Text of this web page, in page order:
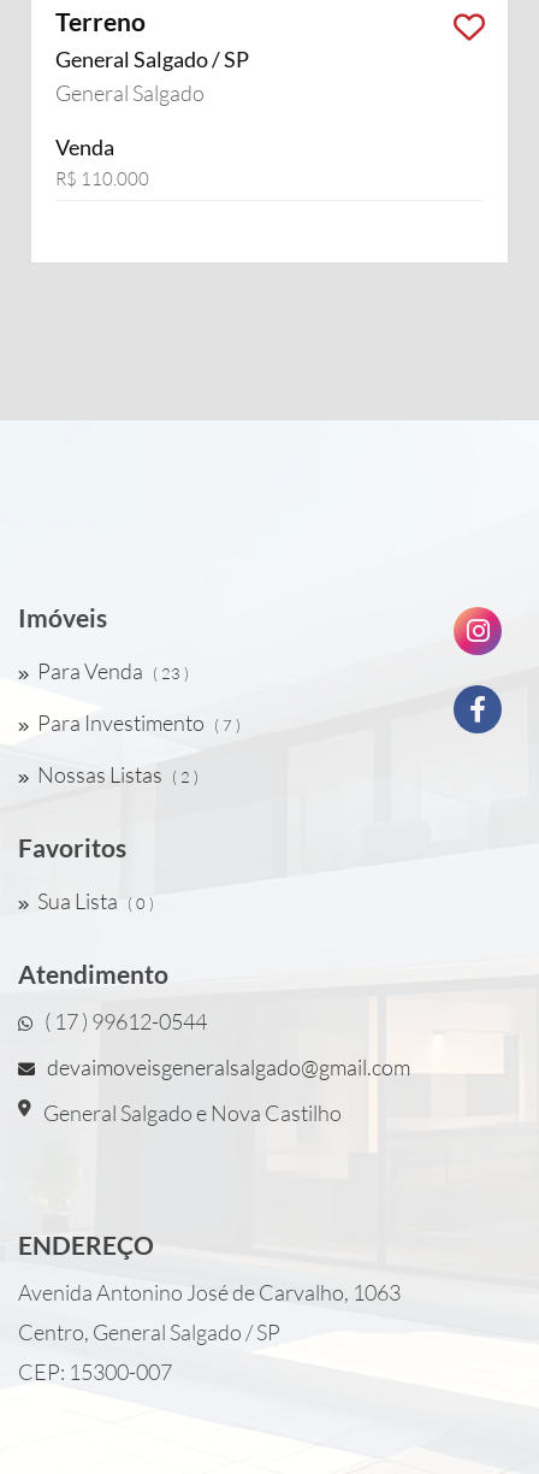
Terreno
General Salgado / SP
General Salgado
Venda
R$ 110.000
Imóveis
Para Venda ( 23 )
Para Investimento ( 7 )
Nossas Listas ( 2 )
Favoritos
Sua Lista ( 0 )
Atendimento
( 17 ) 99612-0544
devaimoveisgeneralsalgado@gmail.com
General Salgado e Nova Castilho
ENDEREÇO
Avenida Antonino José de Carvalho, 1063
Centro, General Salgado / SP
CEP: 15300-007